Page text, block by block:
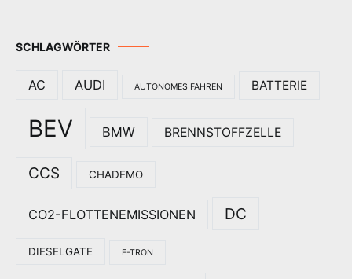
SCHLAGWÖRTER
AC AUDI AUTONOMES FAHREN BATTERIE
BEV BMW BRENNSTOFFZELLE
CCS CHADEMO
CO2-FLOTTENEMISSIONEN DC
DIESELGATE E-TRON